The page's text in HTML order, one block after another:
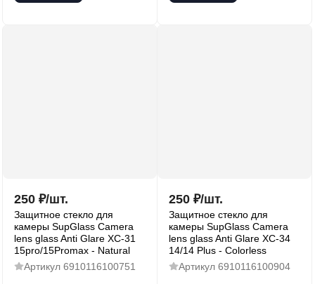
250 ₽/шт.
Защитное стекло для
камеры SupGlass Camera
lens glass Anti Glare XC-31
15pro/15Promax - Natural
Артикул 6910116100751
250 ₽/шт.
Защитное стекло для
камеры SupGlass Camera
lens glass Anti Glare XC-34
14/14 Plus - Colorless
Артикул 6910116100904